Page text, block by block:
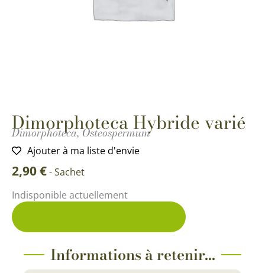
Dimorphoteca Hybride varié
Dimorphoteca, Osteospermum
Ajouter à ma liste d'envie
2,90€-Sachet
Indisponible actuellement
Informations à retenir...